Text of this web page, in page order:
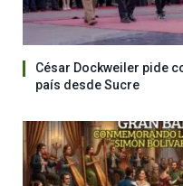
César Dockweiler pide
país desde Sucre